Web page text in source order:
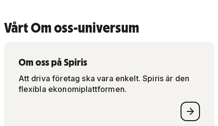
Vårt Om oss-universum
Om oss på Spiris
Att driva företag ska vara enkelt. Spiris är den
flexibla ekonomiplattformen.